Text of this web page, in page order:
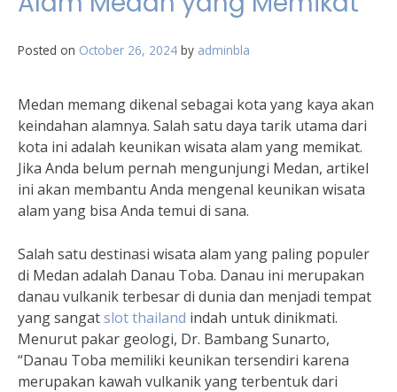
Posted on October 26, 2024 by adminbla
Medan memang dikenal sebagai kota yang kaya akan
keindahan alamnya. Salah satu daya tarik utama dari
kota ini adalah keunikan wisata alam yang memikat.
Jika Anda belum pernah mengunjungi Medan, artikel
ini akan membantu Anda mengenal keunikan wisata
alam yang bisa Anda temui di sana.
Salah satu destinasi wisata alam yang paling populer
di Medan adalah Danau Toba. Danau ini merupakan
danau vulkanik terbesar di dunia dan menjadi tempat
yang sangatslot thailand indah untuk dinikmati.
Menurut pakar geologi, Dr. Bambang Sunarto,
“Danau Toba memiliki keunikan tersendiri karena
merupakan kawah vulkanik yang terbentuk dari